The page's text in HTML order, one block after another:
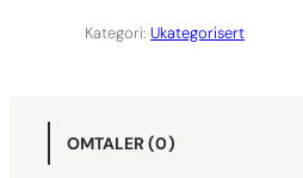
Kategori:Ukategorisert
OMTALER (0)